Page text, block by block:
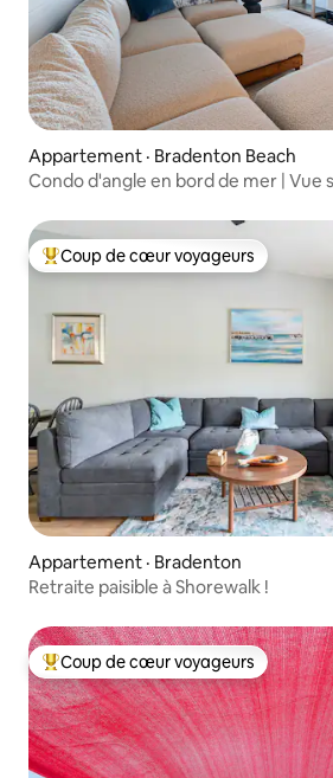
Appartement · Bradenton Beach
Condo d'angle en bord de mer | Vue
Coup de cœur voyageurs parmi les
Coup de cœur voyageurs
Appartement · Bradenton
Retraite paisible à Shorewalk !
Coup de cœur voyageurs parmi les
Coup de cœur voyageurs